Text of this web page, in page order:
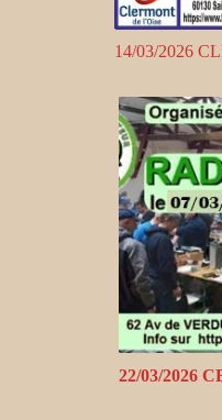
14/03/2026
22/03/2026